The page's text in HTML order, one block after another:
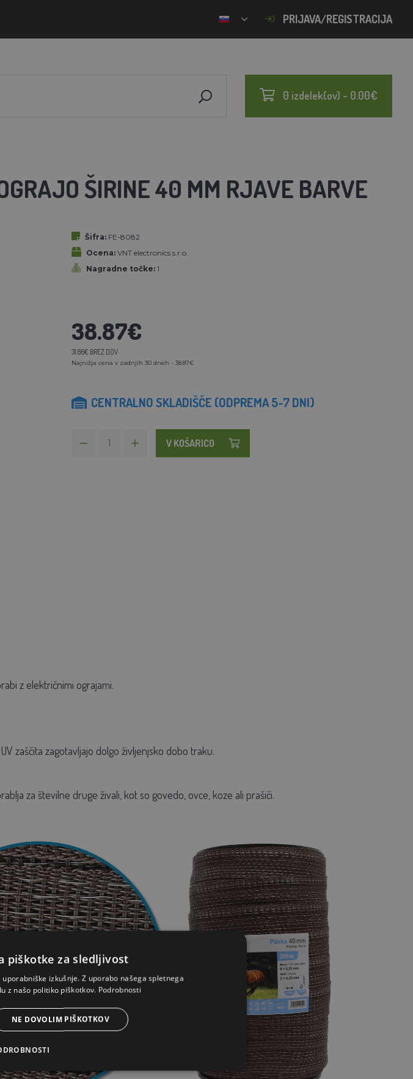
PRIJAVA/REGISTRACIJA
0 izdelek(ov) - 0.00€
ŠIRINE 40 MM RJAVE BARVE
Šifra: FE-8082
Ocena: VNT electronics s.r.o.
Nagradne točke: 1
38.87€
31.86€ BREZ DDV
Najnižja cena v zadnjih 30 dneh - 38.87€
CENTRALNO SKLADIŠČE (ODPREMA 5-7 DNI)
V KOŠARICO
z električnimi ograjami.
zaščita zagotavljajo dolgo življenjsko dobo traku.
za številne druge živali, kot so govedo, ovce, koze ali prašiči.
piškotke za sledljivost
izkušnje. Z uporabo našega spletnega
z našo politiko piškotkov. Podrobnosti
NE DOVOLIM PIŠKOTKOV